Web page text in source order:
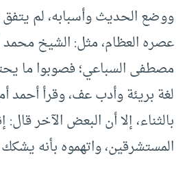
ووضع الحديث وأسبابه، لم
عصره العظام، مثل: الشيخ محمد
مصطفى السباعي؛ فصوبوا ما
لغة بريئة وأدب عف، وقرأ أحمد
بالثناء، إلا أن البعض الآخر قال:
المستشرقين، واتهموه بأنه